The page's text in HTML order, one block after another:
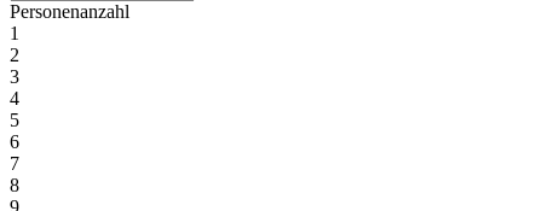
Personenanzahl
1
2
3
4
5
6
7
8